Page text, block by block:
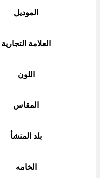
الموديل
العلامة التجارية
اللون
المقاس
بلد المنشأ
الخامه